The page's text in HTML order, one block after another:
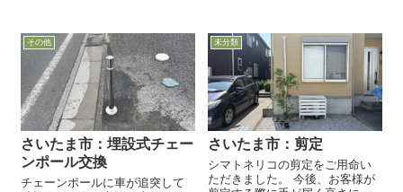
は生えてなく、大変綺麗な状態
でした。 ...
その他
さいたま市：埋設式チェー
ンポール交換
チェーンポールに車が追突して
未分類
さいたま市：剪定
シマトネリコの剪定をご用命い
ただきました。 今後、お客様が